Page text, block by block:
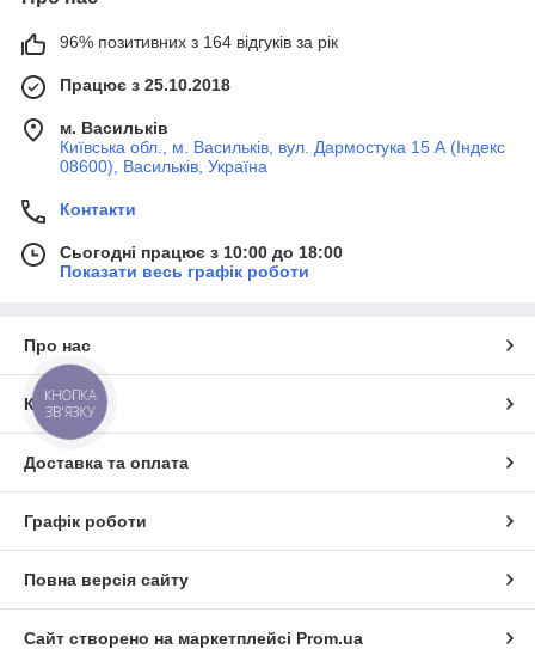
96% позитивних з 164 відгуків за рік
Працює з 25.10.2018
м. Васильків
Київська обл., м. Васильків, вул. Дармостука 15 А (Індекс
08600), Васильків, Україна
Контакти
Сьогодні працює з 10:00 до 18:00
Показати весь графік роботи
Про нас
Контакти
Доставка та оплата
Графік роботи
Повна версія сайту
Сайт створено на маркетплейсі Prom.ua
КНОПКА
ЗВ'ЯЗКУ